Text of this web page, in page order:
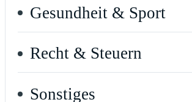
Gesundheit & Sport
Recht & Steuern
Sonstiges